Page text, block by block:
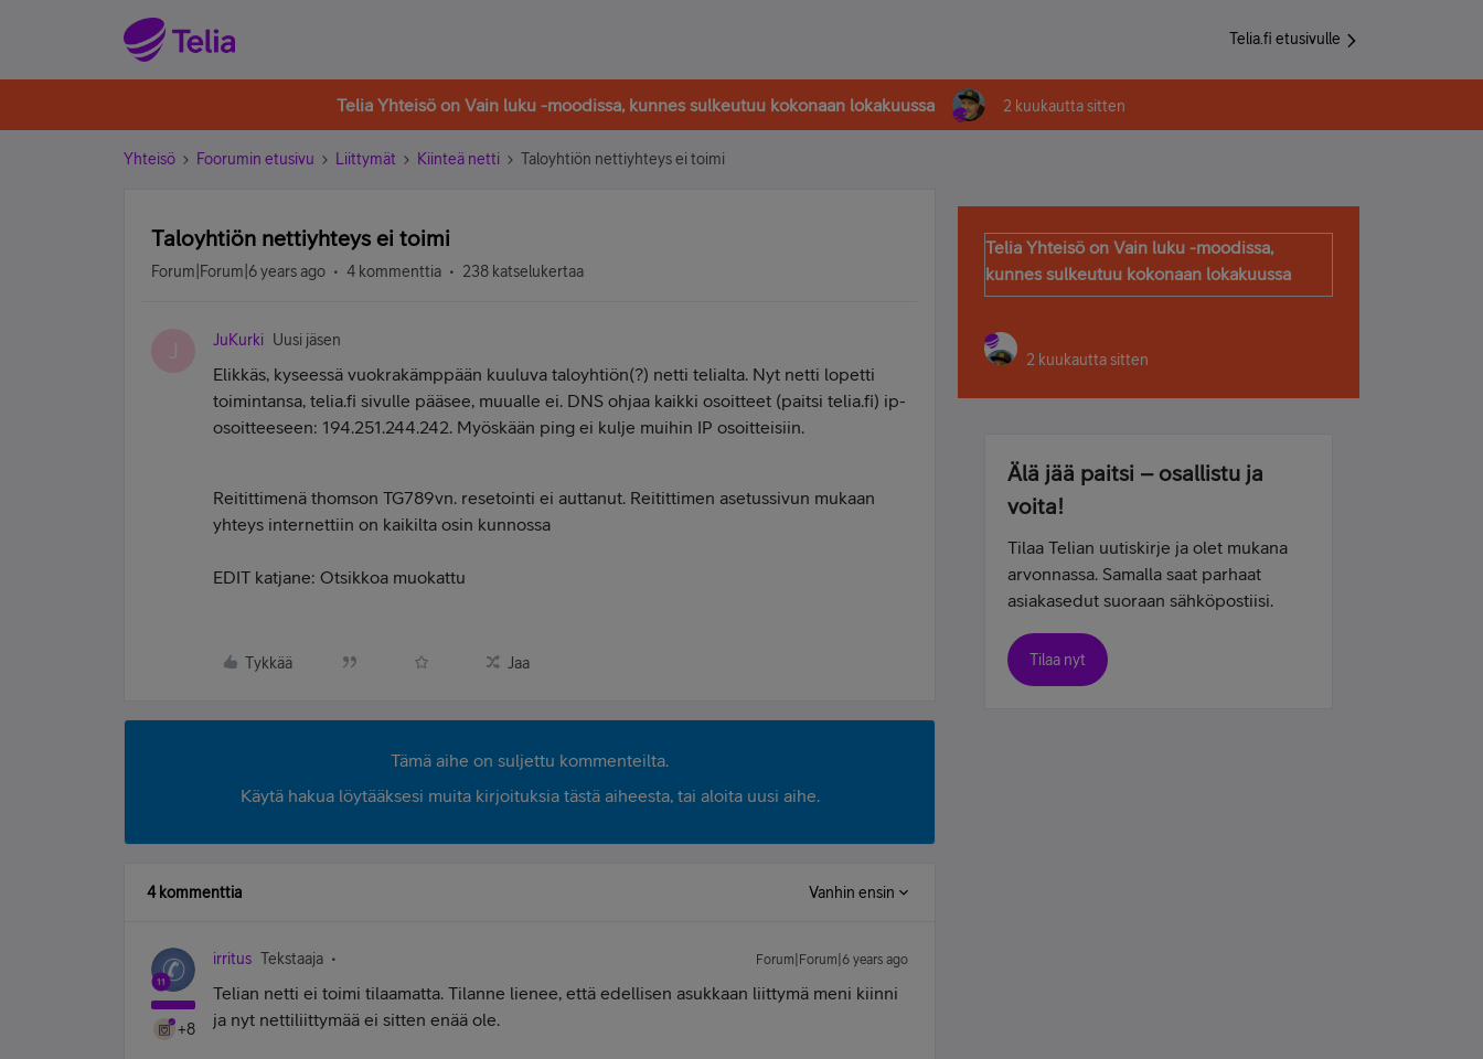
Telia.fi etusivulle
Telia Yhteisö on Vain luku -moodissa, kunnes sulkeutuu kokonaan lokakuussa 2 kuukautta sitten
Yhteisö Foorumin etusivu Liittymät Kiinteä netti Taloyhtiön nettiyhteys ei toimi
Taloyhtiön nettiyhteys ei toimi
Forum|Forum|6 years ago 4 kommenttia 238 katselukertaa
J JuKurki Uusi jäsen
Elikkäs, kyseessä vuokrakämppään kuuluva taloyhtiön(?) netti telialta. Nyt netti lopetti
toimintansa, telia.fi sivulle pääsee, muualle ei. DNS ohjaa kaikki osoitteet (paitsi telia.fi) ip-
osoitteeseen: 194.251.244.242. Myöskään ping ei kulje muihin IP osoitteisiin.
Reitittimenä thomson TG789vn. resetointi ei auttanut. Reitittimen asetussivun mukaan
yhteys internettiin on kaikilta osin kunnossa
EDIT katjane: Otsikkoa muokattu
Tykkää Jaa
Tämä aihe on suljettu kommenteilta.
Käytä hakua löytääksesi muita kirjoituksia tästä aiheesta, tai aloita uusi aihe.
4 kommenttia Vanhin ensin
+8
irritus Tekstaaja Forum|Forum|6 years ago
Telian netti ei toimi tilaamatta. Tilanne lienee, että edellisen asukkaan liittymä meni kiinni
ja nyt nettiliittymää ei sitten enää ole.
Telia Yhteisö on Vain luku -moodissa,
kunnes sulkeutuu kokonaan lokakuussa
2 kuukautta sitten
Älä jää paitsi – osallistu ja
voita!
Tilaa Telian uutiskirje ja olet mukana
arvonnassa. Samalla saat parhaat
asiakasedut suoraan sähköpostiisi.
Tilaa nyt